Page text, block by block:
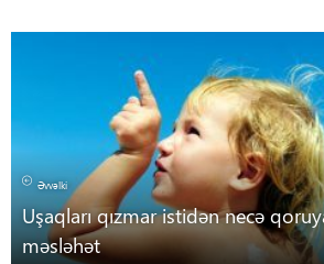
Əvvəlki
Uşaqları qızmar istidən necə
məsləhət